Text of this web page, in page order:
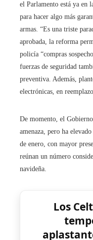
el Parlamento está ya en
para hacer algo más
armas. “Es una triste
aprobada, la reforma
policía “compras
fuerzas de seguridad
preventiva. Además,
electrónicas, en
De momento, el
amenaza, pero ha
de enero, con mayor
reúnan un número
navideña.
Los